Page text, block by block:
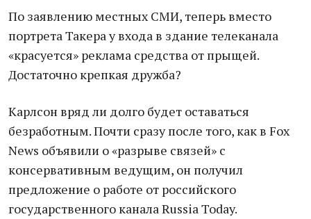
По заявлению местных СМИ, теперь вместо
портрета Такера у входа в здание телеканала
«красуется» реклама средства от прыщей.
Достаточно крепкая дружба?
Карлсон вряд ли долго будет оставаться
безработным. Почти сразу после того, как в Fox
News объявили о «разрыве связей» с
консервативным ведущим, он получил
предложение о работе от российского
государственного канала Russia Today.